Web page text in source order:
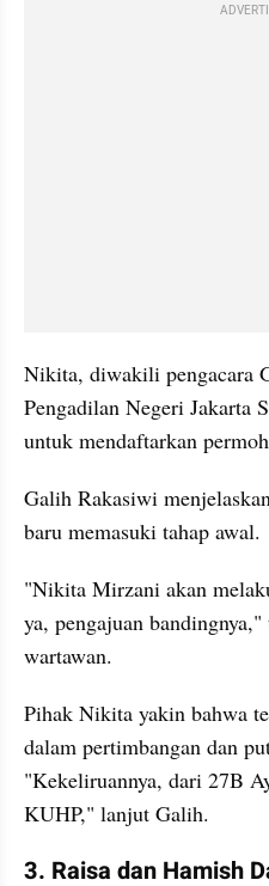
Nikita, diwakili pengacara
Pengadilan Negeri Jakarta
untuk mendaftarkan
Galih Rakasiwi
baru memasuki tahap awal.
"Nikita Mirzani akan
ya, pengajuan
wartawan.
Pihak Nikita yakin bahwa
dalam pertimbangan dan
"Kekeliruannya, dari 27B
KUHP," lanjut Galih.
3. Raisa dan Hamish